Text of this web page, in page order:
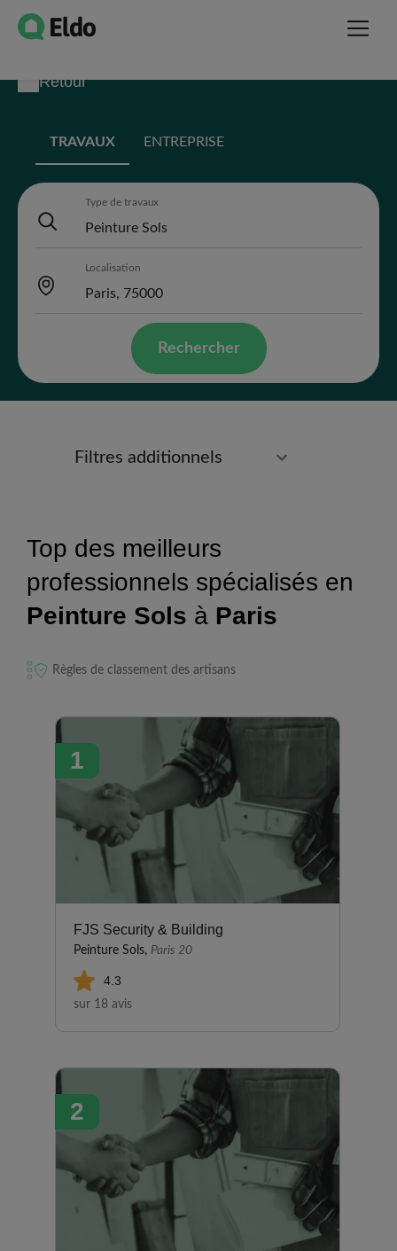
Retour
TRAVAUX ENTREPRISE
Type de travaux
Localisation
Rechercher
Filtres additionnels
Top des meilleurs
professionnels spécialisés en
Peinture Sols à Paris
Règles de classement des artisans
1
FJS Security & Building
Peinture Sols, Paris 20
4.3
sur 18 avis
2